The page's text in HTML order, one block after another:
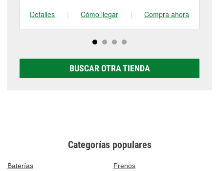
Detalles
| Cómo llegar | Compra ahora
BUSCAR OTRA TIENDA
Categorías populares
Baterías
Frenos